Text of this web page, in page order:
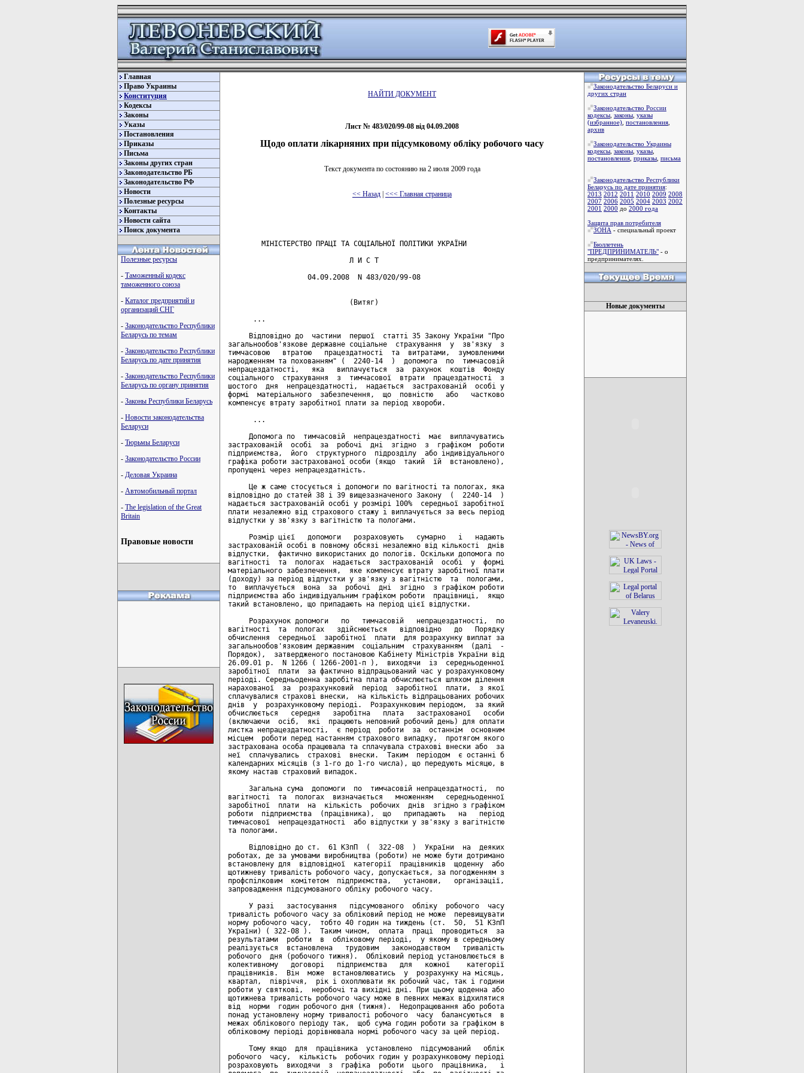
Главная
Право Украины
Конституция
Кодексы
Законы
Указы
Постановления
Приказы
Письма
Законы других стран
Законодательство РБ
Законодательство РФ
Новости
Полезные ресурсы
Контакты
Новости сайта
Поиск документа
Полезные ресурсы
- Таможенный кодекс
таможенного союза
- Каталог предприятий и
организаций СНГ
- Законодательство Республики
Беларусь по темам
- Законодательство Республики
Беларусь по дате принятия
- Законодательство Республики
Беларусь по органу принятия
- Законы Республики Беларусь
- Новости законодательства
Беларуси
- Тюрьмы Беларуси
- Законодательство России
- Деловая Украина
- Автомобильный портал
- The legislation of the Great
Britain
Правовые новости
НАЙТИ ДОКУМЕНТ
Лист № 483/020/99-08 від 04.09.2008
Щодо оплати лікарняних при підсумковому обліку робочого часу
Текст документа по состоянию на 2 июля 2009 года
<< Назад | <<< Главная страница
        МІНІСТЕРСТВО ПРАЦІ ТА СОЦІАЛЬНОЇ ПОЛІТИКИ УКРАЇНИ
                             Л И С Т
                   04.09.2008  N 483/020/99-08
                             (Витяг)
      ...
     Відповідно до  частини  першої  статті 35 Закону України "Про
загальнообов'язкове державне соціальне  страхування  у  зв'язку  з
тимчасовою   втратою   працездатності  та  витратами,  зумовленими
народженням та похованням" (  2240-14  )  допомога  по  тимчасовій
непрацездатності,   яка   виплачується  за  рахунок  коштів  Фонду
соціального  страхування  з  тимчасової  втрати  працездатності  з
шостого  дня  непрацездатності,  надається  застрахованій  особі у
формі  матеріального  забезпечення,  що  повністю   або   частково
компенсує втрату заробітної плати за період хвороби.
      ...
     Допомога по  тимчасовій  непрацездатності  має  виплачуватись
застрахованій  особі  за  робочі  дні  згідно  з  графіком  роботи
підприємства,  його  структурного  підрозділу  або індивідуального
графіка роботи застрахованої особи (якщо  такий  їй  встановлено),
пропущені через непрацездатність.
     Це ж саме стосується і допомоги по вагітності та пологах, яка
відповідно до статей 38 і 39 вищезазначеного Закону  (  2240-14  )
надається застрахованій особі у розмірі 100%  середньої заробітної
плати незалежно від страхового стажу і виплачується за весь період
відпустки у зв'язку з вагітністю та пологами.
     Розмір цієї   допомоги   розраховують   сумарно   і   надають
застрахованій особі в повному обсязі незалежно від кількості  днів
відпустки,  фактично використаних до пологів. Оскільки допомога по
вагітності  та  пологах  надається  застрахованій  особі  у  формі
матеріального забезпечення,  яке компенсує втрату заробітної плати
(доходу) за період відпустки у зв'язку з вагітністю  та  пологами,
то  виплачується  вона  за  робочі  дні  згідно  з графіком роботи
підприємства або індивідуальним графіком роботи  працівниці,  якщо
такий встановлено, що припадають на період цієї відпустки.
     Розрахунок допомоги   по   тимчасовій   непрацездатності,  по
вагітності  та  пологах   здійснюється   відповідно   до   Порядку
обчислення  середньої  заробітної  плати  для розрахунку виплат за
загальнообов'язковим державним  соціальним  страхуванням  (далі  -
Порядок),  затвердженого постановою Кабінету Міністрів України від
26.09.01 р.  N 1266 ( 1266-2001-п ),  виходячи  із  середньоденної
заробітної  плати  за фактично відпрацьований час у розрахунковому
періоді. Середньоденна заробітна плата обчислюється шляхом ділення
нарахованої  за  розрахунковий  період  заробітної  плати,  з якої
сплачувалися страхові внески,  на кількість відпрацьованих робочих
днів  у  розрахунковому періоді.  Розрахунковим періодом,  за який
обчислюється   середня   заробітна   плата   застрахованої   особи
(включаючи  осіб,  які  працюють неповний робочий день) для оплати
листка непрацездатності,  є період  роботи  за  останнім  основним
місцем  роботи перед настанням страхового випадку,  протягом якого
застрахована особа працювала та сплачувала страхові внески або  за
неї  сплачувались  страхові  внески.  Таким  періодом  є останні б
календарних місяців (з 1-го до 1-го числа), що передують місяцю, в
якому настав страховий випадок.
     Загальна сума  допомоги  по  тимчасовій непрацездатності,  по
вагітності  та  пологах  визначається   множенням   середньоденної
заробітної  плати  на  кількість  робочих  днів  згідно з графіком
роботи  підприємства  (працівника),  що   припадають   на   період
тимчасової  непрацездатності  або відпустки у зв'язку з вагітністю
та пологами.
     Відповідно до ст.  61 КЗпП  (  322-08  )  України  на  деяких
роботах, де за умовами виробництва (роботи) не може бути дотримано
встановлену для  відповідної  категорії  працівників  щоденну  або
щотижневу тривалість робочого часу, допускається, за погодженням з
профспілковим  комітетом  підприємства,   установи,   організації,
запровадження підсумованого обліку робочого часу.
     У разі   застосування   підсумованого  обліку  робочого  часу
тривалість робочого часу за обліковий період не може  перевищувати
норму робочого часу,  тобто 40 годин на тиждень (ст.  50,  51 КЗпП
України) ( 322-08 ).  Таким чином,  оплата  праці  проводиться  за
результатами  роботи  в  обліковому періоді,  у якому в середньому
реалізується  встановлена   трудовим   законодавством   тривалість
робочого  дня (робочого тижня).  Обліковий період установлюється в
колективному   договорі   підприємства   для   кожної    категорії
працівників.  Він  може  встановлюватись  у  розрахунку на місяць,
квартал,  півріччя,  рік і охоплювати як робочий час, так і години
роботи у святкові,  неробочі та вихідні дні. При цьому щоденна або
щотижнева тривалість робочого часу може в певних межах відхилятися
від  норми  годин робочого дня (тижня).  Недопрацювання або робота
понад установлену норму тривалості робочого  часу  балансуються  в
межах облікового періоду так,  щоб сума годин роботи за графіком в
обліковому періоді дорівнювала нормі робочого часу за цей період.
     Тому якщо  для  працівника  установлено  підсумований   облік
робочого  часу,  кількість  робочих годин у розрахунковому періоді
розраховують  виходячи  з  графіка  роботи  цього  працівника,   і
Законодательство Беларуси и
других стран
Законодательство России
кодексы законы указы
(избранное) постановления
архив
Законодательство Украины
кодексы законы указы
постановления приказы письма
Законодательство Республики
Беларусь по дате принятия:
2013 2012 2011 2010 2009 2008
2007 2006 2005 2004 2003 2002
2001 2000 до 2000 года
Защита прав потребителя
ЗОНА - специальный проект
Бюллетень
"ПРЕДПРИНИМАТЕЛЬ" - о
предпринимателях.
Новые документы